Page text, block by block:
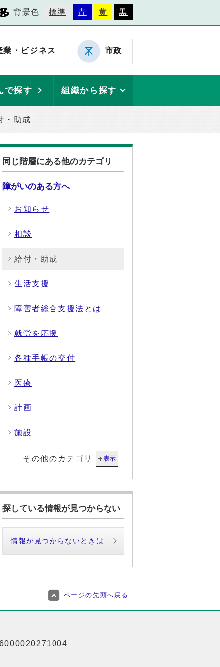
背景色 標準 青 黄 黒
業・ビジネス 市政
で探す 組織から探す
・助成
同じ階層にある他のカテゴリ
障がいのある方へ
お知らせ
相談
給付・助成
生活支援
障害者総合支援法とは
就労を応援
各種手帳の交付
医療
計画
施設
その他のカテゴリ 表示
探している情報が見つからない
情報が見つからないときは
ページの先頭へ戻る